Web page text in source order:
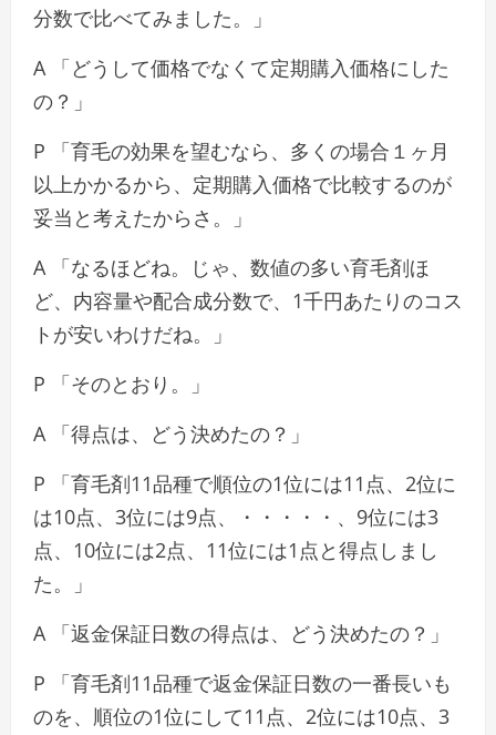
分数で比べてみました。」
A 「どうして価格でなくて定期購入価格にした
の？」
P 「育毛の効果を望むなら、多くの場合１ヶ月
以上かかるから、定期購入価格で比較するのが
妥当と考えたからさ。」
A 「なるほどね。じゃ、数値の多い育毛剤ほ
ど、内容量や配合成分数で、1千円あたりのコス
トが安いわけだね。」
P 「そのとおり。」
A 「得点は、どう決めたの？」
P 「育毛剤11品種で順位の1位には11点、2位に
は10点、3位には9点、・・・・・、9位には3
点、10位には2点、11位には1点と得点しまし
た。」
A 「返金保証日数の得点は、どう決めたの？」
P 「育毛剤11品種で返金保証日数の一番長いも
のを、順位の1位にして11点、2位には10点、3